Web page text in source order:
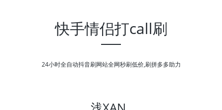
快手情侣打call刷
24小时全自动抖音刷网站全网秒刷低价,刷拼多多助力